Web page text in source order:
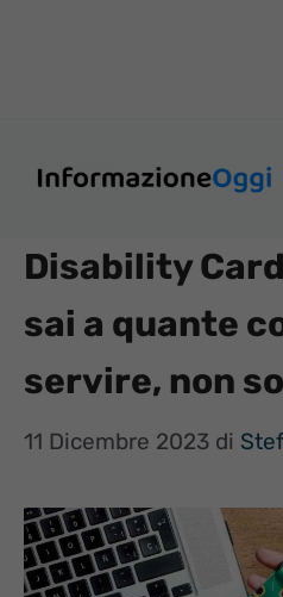
Disability
sai a quante
servire, non
11 Dicembre 2023 di